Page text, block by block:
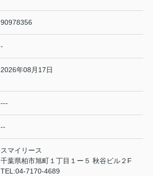
90978356
-
2026年08月17日
---
--
スマイリース
千葉県柏市旭町１丁目１ー５ 秋谷ビル２F
TEL:04-7170-4689